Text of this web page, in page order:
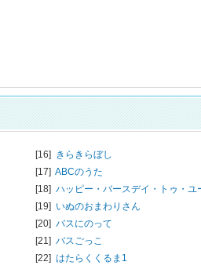
[16] きらきらぼし
[17] ABCのうた
[18] ハッピー・バースデイ・トゥ・ユ
[19] いぬのおまわりさん
[20] バスにのって
[21] バスごっこ
[22] はたらくくるま1